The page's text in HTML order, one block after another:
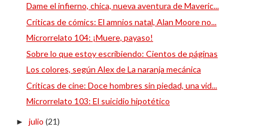
Dame el infierno, chica, nueva aventura de Maveric...
Críticas de cómics: El amnios natal, Alan Moore no...
Microrrelato 104: ¡Muere, payaso!
Sobre lo que estoy escribiendo: Cientos de páginas
Los colores, según Alex de La naranja mecánica
Críticas de cine: Doce hombres sin piedad, una vid...
Microrrelato 103: El suicidio hipotético
► julio (21)